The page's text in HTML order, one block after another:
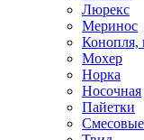
Люрекс
Меринос
Конопля,
Мохер
Норка
Носочная
Пайетки